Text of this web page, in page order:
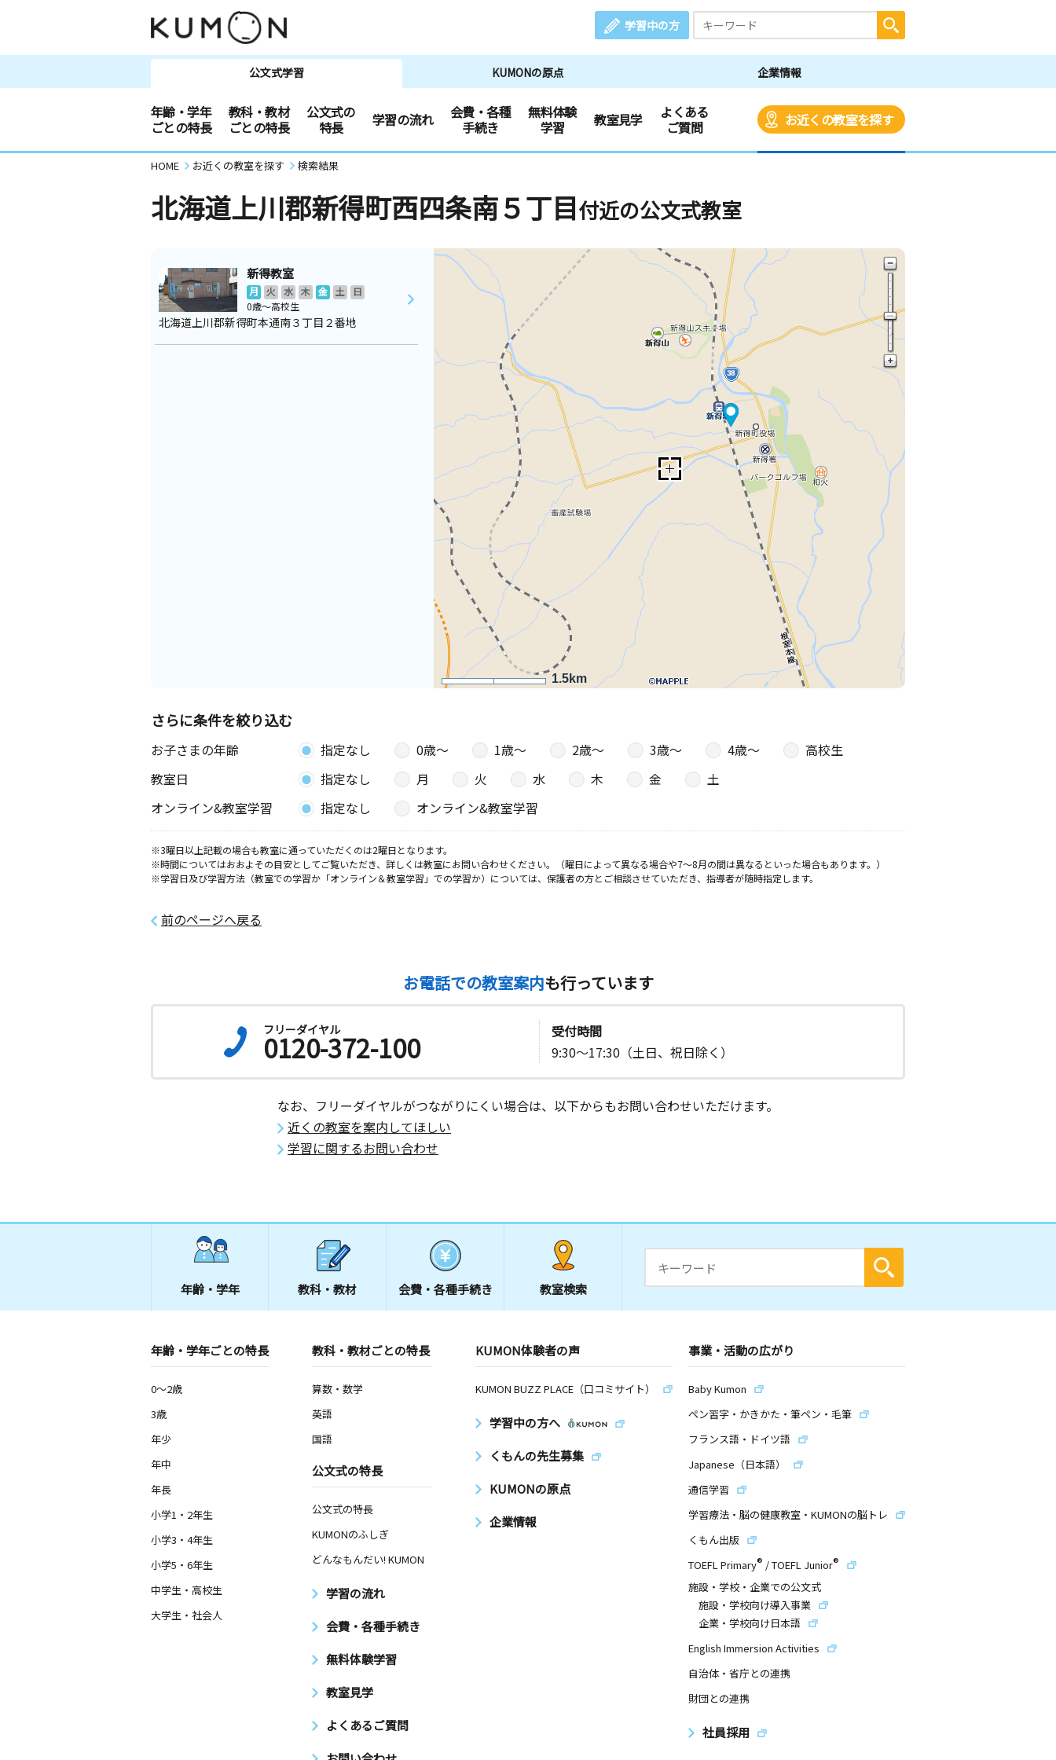
学習中の方
公文式学習 KUMONの原点 企業情報
年齢・学年
ごとの特長
教科・教材
ごとの特長
公文式の
特長
学習の流れ
会費・各種
手続き
無料体験
学習
教室見学
よくある
ご質問
お近くの教室を探す
HOME お近くの教室を探す 検索結果
北海道上川郡新得町西四条南５丁目付近の公文式教室
1.5km
新得教室
月 火 水 木 金 土
日
0歳～高校生
北海道上川郡新得町本通南３丁目２番地
さらに条件を絞り込む
お子さまの年齢 指定なし 0歳〜 1歳〜 2歳〜 3歳〜 4歳〜
高校生
教室日
指定なし 月 火 水 木 金
土
オンライン&教室学習
指定なし オンライン&教室学習
※3曜日以上記載の場合も教室に通っていただくのは2曜日となります。
※時間についてはおおよその目安としてご覧いただき、詳しくは教室にお問い合わせください。（曜日によって異なる場合や7～8月の間は異なるといった場合もあります。）
※学習日及び学習方法（教室での学習か「オンライン＆教室学習」での学習か）については、保護者の方とご相談させていただき、指導者が随時指定します。
前のページへ戻る
お電話での教室案内も行っています
フリーダイヤル
0120-372-100
受付時間
9:30～17:30（土日、祝日除く）
なお、フリーダイヤルがつながりにくい場合は、以下からもお問い合わせいただけます。
近くの教室を案内してほしい
学習に関するお問い合わせ
年齢・学年 教科・教材 会費・ 各種手続き 教室検索
年齢・学年ごとの特長
0～2歳
3歳
年少
年中
年長
小学1・2年生
小学3・4年生
小学5・6年生
中学生・高校生
大学生・社会人
教科・教材ごとの特長
算数・数学
英語
国語
公文式の特長
公文式の特長
KUMONのふしぎ
どんなもんだい! KUMON
学習の流れ
会費・各種手続き
無料体験学習
教室見学
よくあるご質問
KUMON体験者の声
KUMON BUZZ PLACE（口コミサイト）
学習中の方へ
くもんの先生募集
KUMONの原点
企業情報
事業・活動の広がり
Baby Kumon
ペン習字・かきかた・筆ペン・毛筆
フランス語・ドイツ語
Japanese（日本語）
通信学習
学習療法・脳の健康教室・KUMONの脳トレ
くもん出版
TOEFL Primary® /TOEFL Junior®
施設・学校・企業での公文式
施設・学校向け導入事業
企業・学校向け日本語
English Immersion Activities
自治体・省庁との連携
財団との連携
社員採用